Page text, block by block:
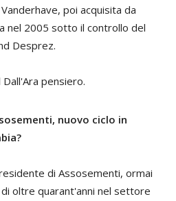
poi acquisita da
nel 2005 sotto il controllo del
Desprez.
pensiero.
nuovo ciclo in
di Assosementi, ormai
oltre quarant'anni nel settore